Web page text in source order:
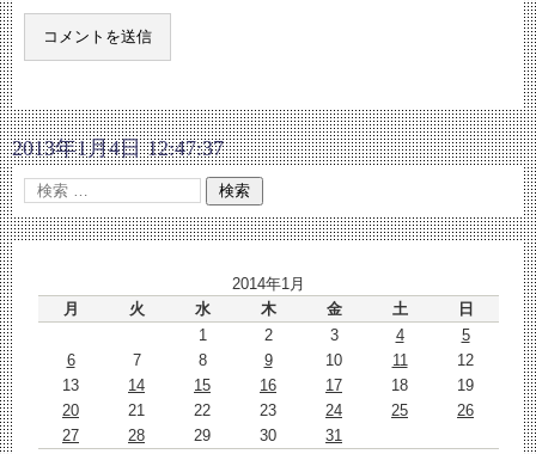
2013年1月4日 12:47:37
2014年1月
月
火 水 木 金 土
日
1
2 3 4
5
6
7 8 9 10 11
12
13
14 15 16 17 18
19
20
21 22 23 24 25
26
27
28 29 30 31